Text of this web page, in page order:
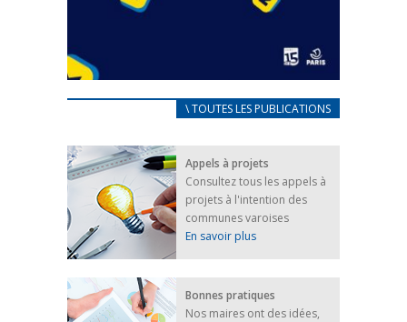
CARNET D’ACCUEIL
25 avril 2022
Afin d’accompagner au mieux les réfugiés
ukrainiens arrivés en France,...
FEUILLETER
\ TOUTES LES PUBLICATIONS
Appels à projets
Consultez tous les appels à
projets à l'intention des
communes varoises
En savoir plus
Bonnes pratiques
Nos maires ont des idées,